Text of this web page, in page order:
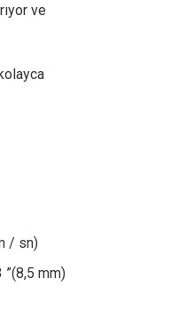
ve
/ sn)
”(8,5 mm)